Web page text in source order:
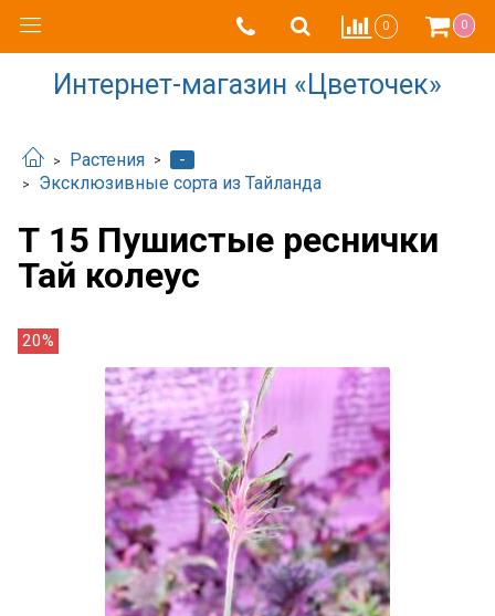
0 0
Интернет-магазин «Цветочек»
Растения
-
Эксклюзивные сорта из Тайланда
Т 15 Пушистые реснички
Тай колеус
20%